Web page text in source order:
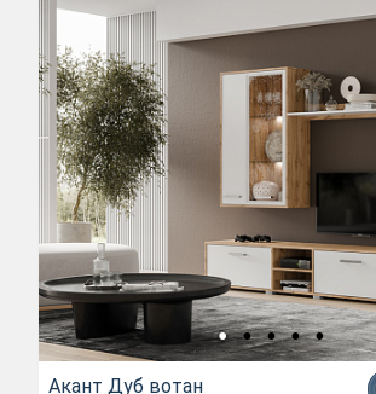
Акант Дуб вотан